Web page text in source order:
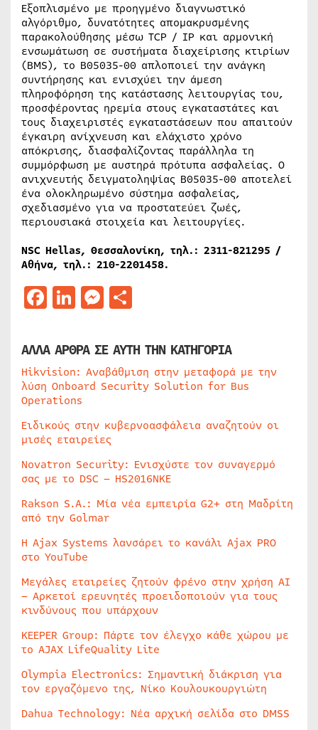
Εξοπλισμένο με προηγμένο διαγνωστικό
αλγόριθμο, δυνατότητες απομακρυσμένης
παρακολούθησης μέσω TCP / IP και αρμονική
ενσωμάτωση σε συστήματα διαχείρισης κτιρίων
(BMS), το B05035-00 απλοποιεί την ανάγκη
συντήρησης και ενισχύει την άμεση
πληροφόρηση της κατάστασης λειτουργίας του,
προσφέροντας ηρεμία στους εγκαταστάτες και
τους διαχειριστές εγκαταστάσεων που απαιτούν
έγκαιρη ανίχνευση και ελάχιστο χρόνο
απόκρισης, διασφαλίζοντας παράλληλα τη
συμμόρφωση με αυστηρά πρότυπα ασφαλείας. Ο
ανιχνευτής δειγματοληψίας B05035-00 αποτελεί
ένα ολοκληρωμένο σύστημα ασφαλείας,
σχεδιασμένο για να προστατεύει ζωές,
περιουσιακά στοιχεία και λειτουργίες.
NSC Hellas, Θεσσαλονίκη, τηλ.: 2311-821295 /
Αθήνα, τηλ.: 210-2201458.
Facebook
LinkedIn
Messenger
ΑΛΛΑ ΑΡΘΡΑ ΣΕ ΑΥΤΗ ΤΗΝ ΚΑΤΗΓΟΡΙΑ
Hikvision: Αναβάθμιση στην μεταφορά με την
λύση Onboard Security Solution for Bus
Operations
Ειδικούς στην κυβερνοασφάλεια αναζητούν οι
μισές εταιρείες
Novatron Security: Ενισχύστε τον συναγερμό
σας με το DSC – HS2016NKE
Rakson S.A.: Μία νέα εμπειρία G2+ στη Μαδρίτη
από την Golmar
Η Ajax Systems λανσάρει το κανάλι Ajax PRO
στο YouTube
Μεγάλες εταιρείες ζητούν φρένο στην χρήση AI
– Αρκετοί ερευνητές προειδοποιούν για τους
κινδύνους που υπάρχουν
KEEPER Group: Πάρτε τον έλεγχο κάθε χώρου με
το AJAX LifeQuality Lite
Olympia Electronics: Σημαντική διάκριση για
τον εργαζόμενο της, Νίκο Κουλουκουργιώτη
Dahua Technology: Νέα αρχική σελίδα στο DMSS